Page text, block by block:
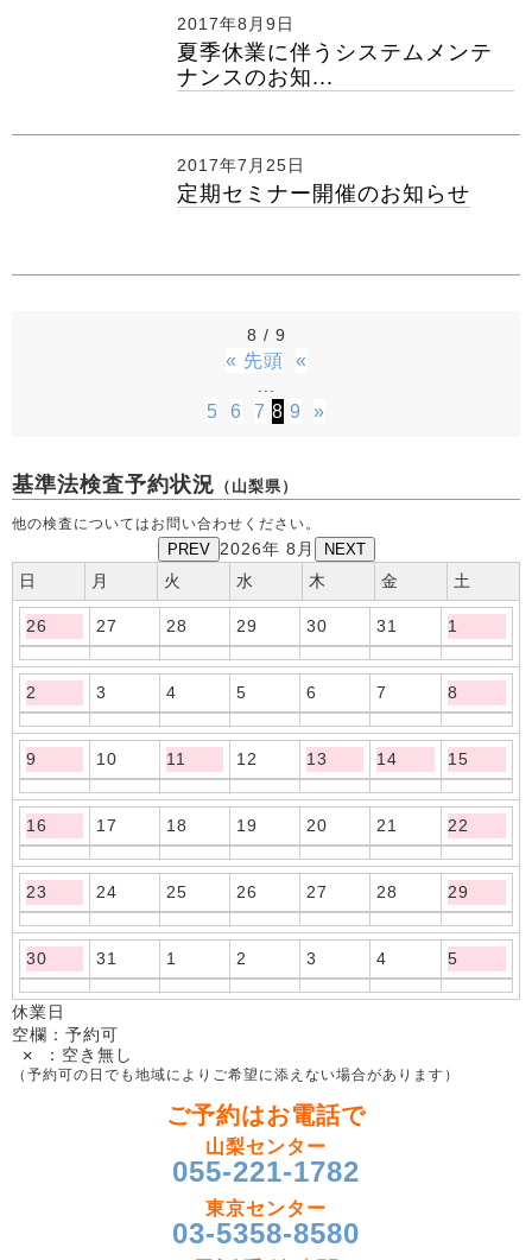
2017年8月9日
夏季休業に伴うシステムメンテ
ナンスのお知...
2017年7月25日
定期セミナー開催のお知らせ
8 / 9
« 先頭 «
...
5 6 7 8 9 »
基準法検査予約状況 （山梨県）
他の検査についてはお問い合わせください。
PREV 2026年 8月
NEXT
日
月 火 水 木 金 土
26 27 28 29 30 31 1
2 3 4 5 6 7 8
9 10 11 12 13 14 15
16 17 18 19 20 21 22
23 24 25 26 27 28 29
30 31 1 2 3 4 5
休業日
空欄：予約可
✕ ：空き無し
（予約可の日でも地域によりご希望に添えない場合があります）
ご予約はお電話で
山梨センター
055-221-1782
東京センター
03-5358-8580